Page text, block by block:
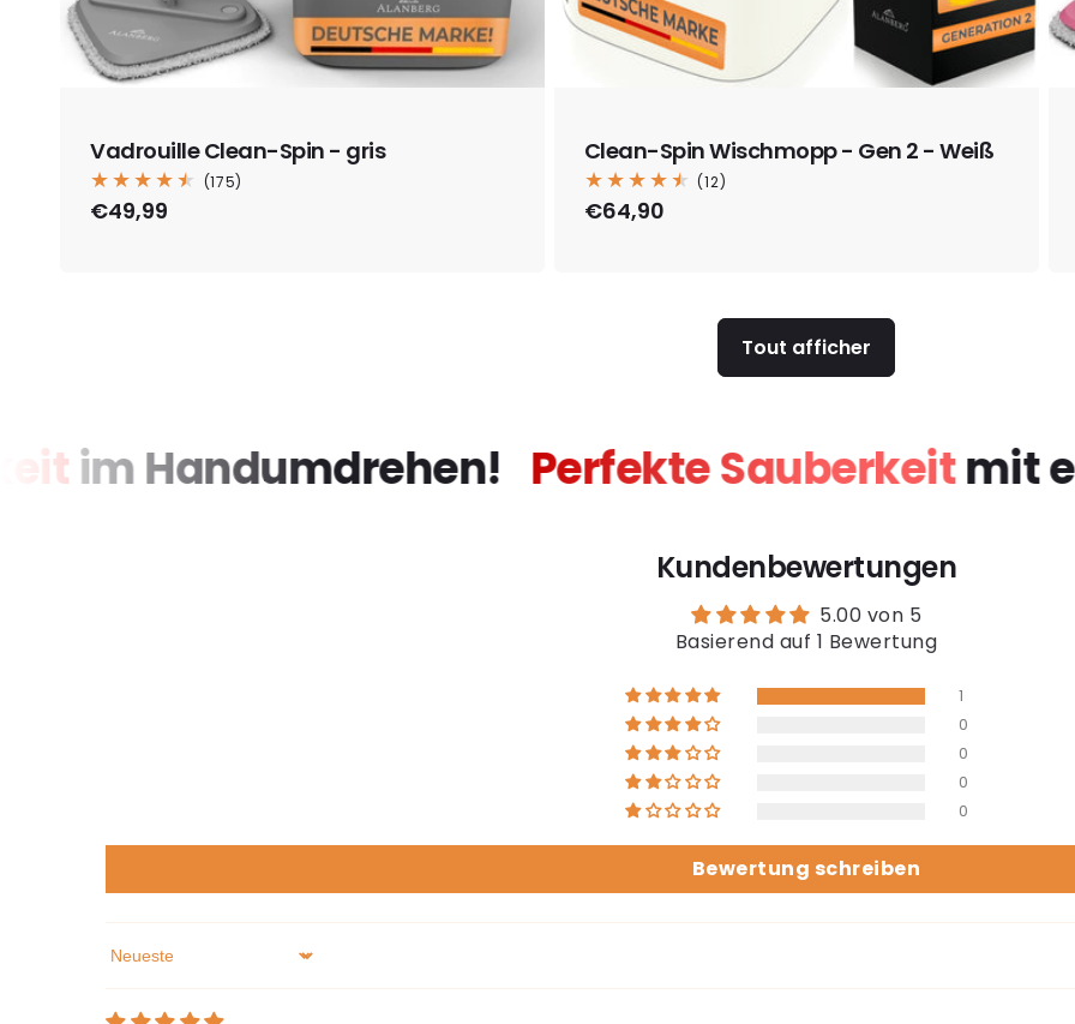
Vadrouille Clean-Spin - gris
(175)
Prix
€49,99
Clean-Spin Wischmopp - Gen 2 - Weiß
(12)
Prix
€64,90
Tout afficher
im Handumdrehen! Perfekte Sauberkeit
Kundenbewertungen
5.00 von 5
Basierend auf 1 Bewertung
1
0
0
0
0
Bewertung schreiben
Sort by